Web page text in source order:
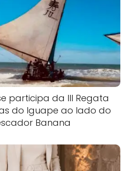
participa da III Regata
do Iguape ao lado do
Banana